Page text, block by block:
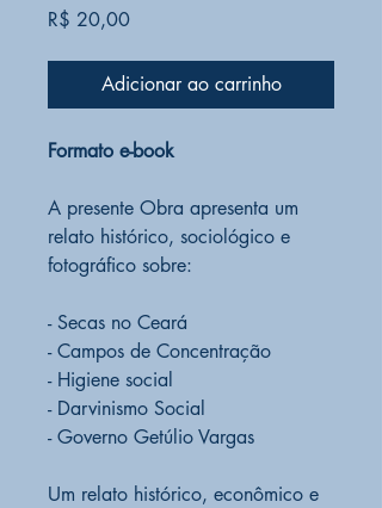
R$ 20,00Preço
Adicionar ao carrinho
Formato e-book
A presente Obra apresenta um
relato histórico, sociológico e
fotográfico sobre:
- Secas no Ceará
- Campos de Concentração
- Higiene social
- Darvinismo Social
- Governo Getúlio Vargas
Um relato histórico, econômico e